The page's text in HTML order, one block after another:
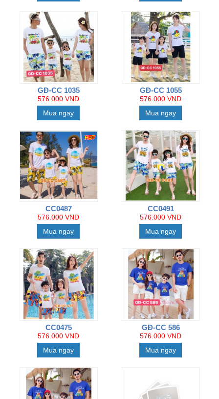
GĐ-CC 1035
576.000 VND
Mua ngay
GĐ-CC 1055
576.000 VND
Mua ngay
CC0487
576.000 VND
Mua ngay
CC0491
576.000 VND
Mua ngay
CC0475
576.000 VND
Mua ngay
GĐ-CC 586
576.000 VND
Mua ngay